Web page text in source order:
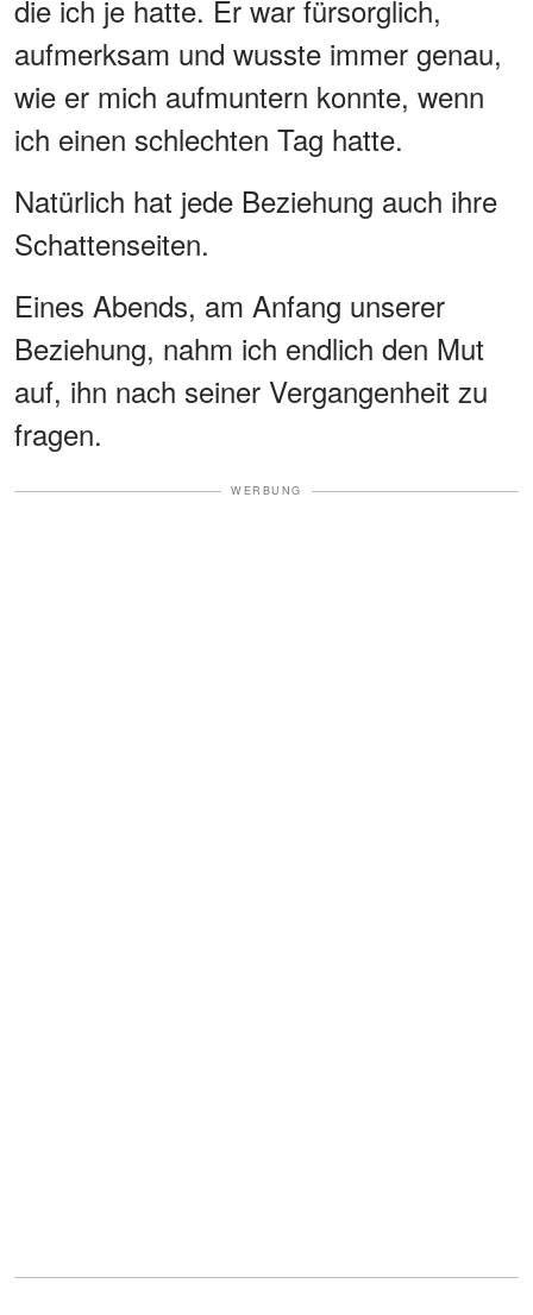
die ich je hatte. Er war fürsorglich,
aufmerksam und wusste immer genau,
wie er mich aufmuntern konnte, wenn
ich einen schlechten Tag hatte.
Natürlich hat jede Beziehung auch ihre
Schattenseiten.
Eines Abends, am Anfang unserer
Beziehung, nahm ich endlich den Mut
auf, ihn nach seiner Vergangenheit zu
fragen.
WERBUNG